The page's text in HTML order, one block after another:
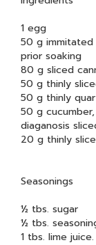
1 egg
50 g
prior soaking
80 g sliced
50 g thinly
50 g thinly
50 g
diaganosis
20 g thinly
Seasonings
½ tbs. sugar
½ tbs.
1 tbs. lime juice.